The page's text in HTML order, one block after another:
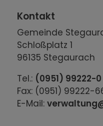
Kontakt
Gemeinde
Schloßplatz 1
96135 Stegaurach
Tel.: (0951) 99222-0
Fax: (0951) 99222-
E-Mail: